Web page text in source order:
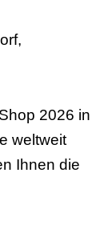
2026 in
weltweit
Ihnen die